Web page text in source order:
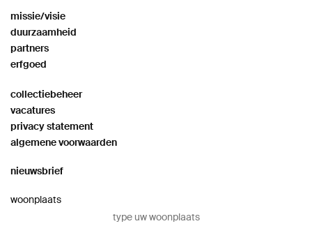
missie/visie
duurzaamheid
partners
erfgoed
collectiebeheer
vacatures
privacy statement
algemene voorwaarden
nieuwsbrief
woonplaats